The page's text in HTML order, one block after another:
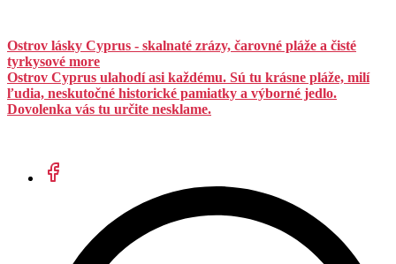
Ostrov lásky Cyprus - skalnaté zrázy, čarovné pláže a čisté
tyrkysové more
Ostrov Cyprus ulahodí asi každému. Sú tu krásne pláže, milí
ľudia, neskutočné historické pamiatky a výborné jedlo.
Dovolenka vás tu určite nesklame.